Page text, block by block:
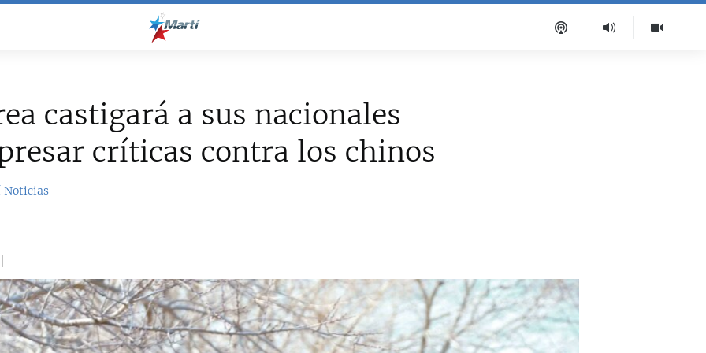
castigará a sus nacionales
críticas contra los chinos
Noticias